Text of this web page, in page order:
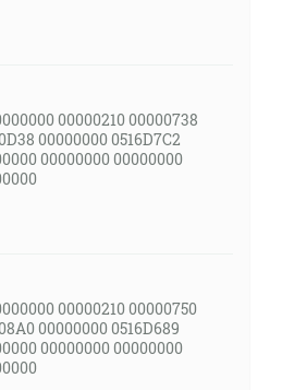
00000210 00000738
00000000 0516D7C2
00000000 00000000
00000210 00000750
00000000 0516D689
00000000 00000000